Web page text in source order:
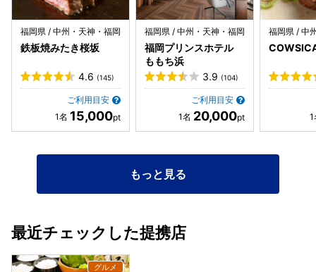
福岡県 / 中州・天神・福岡
鉄板焼みたき桜坂
4.6 (145)
ご利用目安
15,000
福岡県 / 中州・天神・福岡
福岡プリンスホテル
ももち浜
3.9 (104)
ご利用目安
20,000
福岡県 / 中
もっと見る
最近チェックした提携店